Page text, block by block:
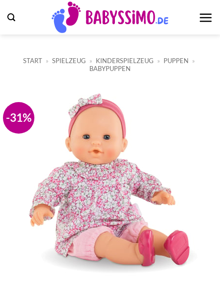
Inhalt
START » SPIELZEUG » KINDERSPIELZEUG » PUPPEN »
BABYPUPPEN
-31%